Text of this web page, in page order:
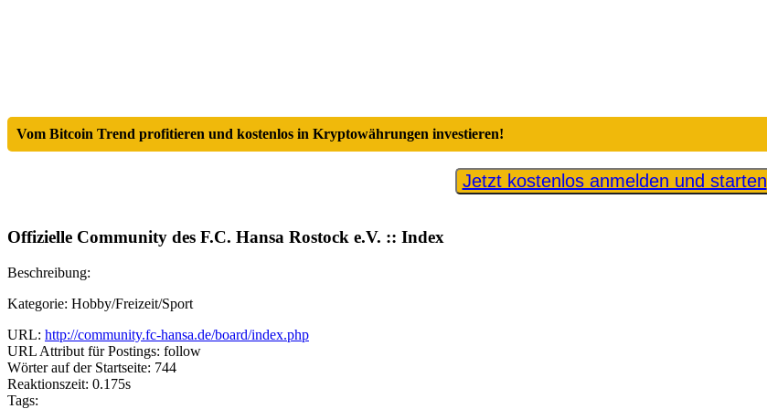
Vom Bitcoin Trend profitieren und kostenlos in Kryptowährungen investieren!
Jetzt kostenlos anmelden und starten
Offizielle Community des F.C. Hansa Rostock e.V. :: Index
Beschreibung:
Kategorie: Hobby/Freizeit/Sport
URL: http://community.fc-hansa.de/board/index.php
URL Attribut für Postings: follow
Wörter auf der Startseite: 744
Reaktionszeit: 0.175s
Tags: